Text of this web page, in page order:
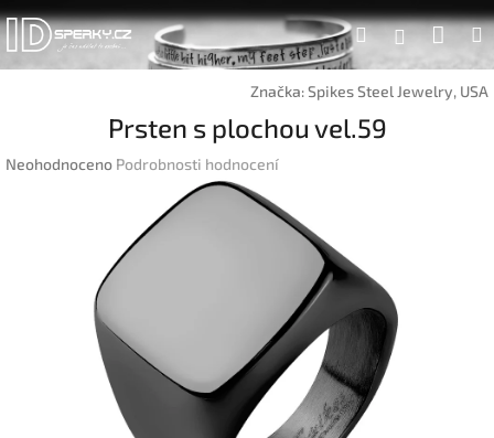
Přejít
na
obsah
Hledat
Značka:Spikes Steel Jewelry, USA
Prsten s plochou vel.59
Průměrné
Neohodnoceno Podrobnosti hodnocení